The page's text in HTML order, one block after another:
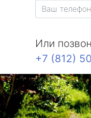
Или
+7 (812)